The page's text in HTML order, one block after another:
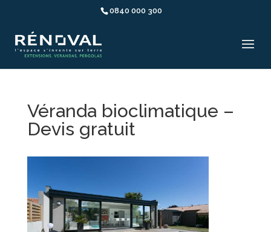
0840 000 300
Véranda bioclimatique –
Devis gratuit